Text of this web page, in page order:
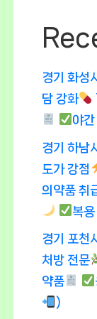
경기 화성
담 강화
야
경기 하남
도가 강점
의약품 취
복
경기 포천
처방 전문
약품
)